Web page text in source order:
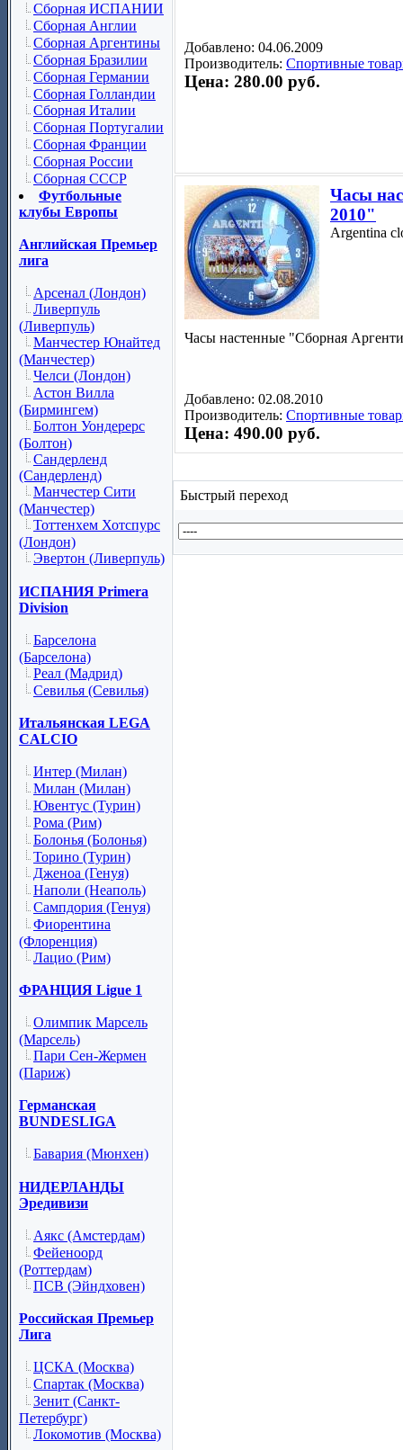
Сборная ИСПАНИИ
Сборная Англии
Сборная Аргентины
Сборная Бразилии
Сборная Германии
Сборная Голландии
Сборная Италии
Сборная Португалии
Сборная Франции
Сборная России
Сборная СССР
Футбольные
клубы Европы
Английская Премьер
лига
Арсенал (Лондон)
Ливерпуль
(Ливерпуль)
Манчестер Юнайтед
(Манчестер)
Челси (Лондон)
Астон Вилла
(Бирмингем)
Болтон Уондерерс
(Болтон)
Сандерленд
(Сандерленд)
Манчестер Сити
(Манчестер)
Тоттенхем Хотспурс
(Лондон)
Эвертон (Ливерпуль)
ИСПАНИЯ Primera
Division
Барселона
(Барселона)
Реал (Мадрид)
Севилья (Севилья)
Итальянская LEGA
CALCIO
Интер (Милан)
Милан (Милан)
Ювентус (Турин)
Рома (Рим)
Болонья (Болонья)
Торино (Турин)
Дженоа (Генуя)
Наполи (Неаполь)
Сампдория (Генуя)
Фиорентина
(Флоренция)
Лацио (Рим)
ФРАНЦИЯ Ligue 1
Олимпик Марсель
(Марсель)
Пари Сен-Жермен
(Париж)
Германская
BUNDESLIGA
Бавария (Мюнхен)
НИДЕРЛАНДЫ
Эредивизи
Аякс (Амстердам)
Фейеноорд
(Роттердам)
ПСВ (Эйндховен)
Российская Премьер
Лига
ЦСКА (Москва)
Спартак (Москва)
Зенит (Санкт-
Петербург)
Локомотив (Москва)
Добавлено: 04.06.2009
Производитель: Спортивные
Цена: 280.00 руб.
Часы
2010"
Argentina
Часы настенные "Сборная
Добавлено: 02.08.2010
Производитель: Спортивные
Цена: 490.00 руб.
Быстрый переход